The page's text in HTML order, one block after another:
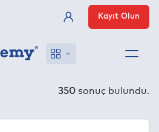
Üye Girişi
Kayıt Olun
350 sonuç bulundu.